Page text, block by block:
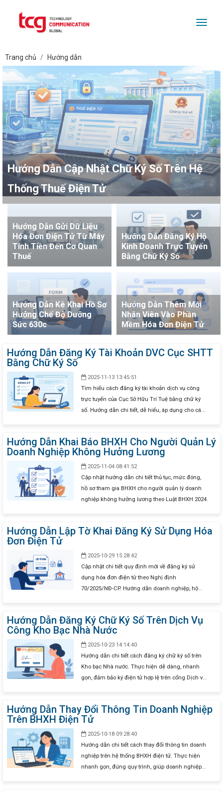
Trang chủ Hướng dẫn
Hướng Dẫn Cập Nhật Chữ Ký Số Trên Hệ
Thống Thuế Điện Tử
Hướng Dẫn Gửi Dữ Liệu
Hóa Đơn Điện Tử Từ Máy
Tính Tiền Đến Cơ Quan
Thuế
Hướng Dẫn Đăng Ký Hộ
Kinh Doanh Trực Tuyến
Bằng Chữ Ký Số
Hướng Dẫn Kê Khai Hồ Sơ
Hưởng Chế Độ Dưỡng
Sức 630c
Hướng Dẫn Thêm Mới
Nhân Viên Vào Phần
Mềm Hóa Đơn Điện Tử
Hướng Dẫn Đăng Ký Tài Khoản DVC Cục SHTT
Bằng Chữ Ký Số
2025-11-13 13:45:51
Tìm hiểu cách đăng ký tài khoản dịch vụ công
trực tuyến của Cục Sở Hữu Trí Tuệ bằng chữ ký
số. Hướng dẫn chi tiết, dễ hiểu, áp dụng cho cá
Hướng Dẫn Khai Báo BHXH Cho Người Quản Lý
Doanh Nghiệp Không Hưởng Lương
2025-11-04 08:41:52
Cập nhật hướng dẫn chi tiết thủ tục, mức đóng,
hồ sơ tham gia BHXH cho người quản lý doanh
nghiệp không hưởng lương theo Luật BHXH 2024.
Hướng Dẫn Lập Tờ Khai Đăng Ký Sử Dụng Hóa
Đơn Điện Tử
2025-10-29 15:28:42
Cập nhật chi tiết quy định mới về đăng ký sử
dụng hóa đơn điện tử theo Nghị định
70/2025/NĐ-CP. Hướng dẫn doanh nghiệp, hộ
đến ký điện tử và gửi cơ quan thuế.
Hướng Dẫn Đăng Ký Chữ Ký Số Trên Dịch Vụ
Công Kho Bạc Nhà Nước
2025-10-23 14:14:40
Hướng dẫn chi tiết cách đăng ký chữ ký số trên
Kho bạc Nhà nước. Thực hiện dễ dàng, nhanh
gọn, đảm bảo ký điện tử hợp lệ trên cổng Dịch vụ
Hướng Dẫn Thay Đổi Thông Tin Doanh Nghiệp
Trên BHXH Điện Tử
2025-10-18 09:28:40
Hướng dẫn chi tiết cách thay đổi thông tin doanh
nghiệp trên hệ thống BHXH điện tử. Thực hiện
nhanh gọn, đúng quy trình, giúp doanh nghiệp